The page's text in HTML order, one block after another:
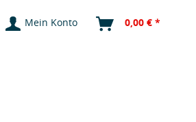
Mein Konto 0,00 € *